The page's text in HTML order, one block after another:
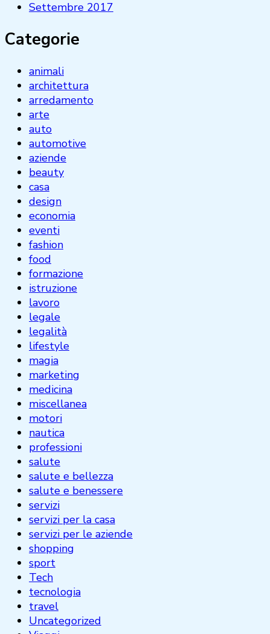
Settembre 2017
Categorie
animali
architettura
arredamento
arte
auto
automotive
aziende
beauty
casa
design
economia
eventi
fashion
food
formazione
istruzione
lavoro
legale
legalità
lifestyle
magia
marketing
medicina
miscellanea
motori
nautica
professioni
salute
salute e bellezza
salute e benessere
servizi
servizi per la casa
servizi per le aziende
shopping
sport
Tech
tecnologia
travel
Uncategorized